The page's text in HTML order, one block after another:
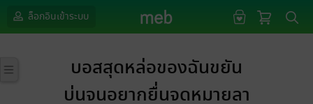
ล็อกอินเข้าระบบ
บอสสุดหล่อของฉันขยัน
บ่นจนอยากยื่นจดหมายลา